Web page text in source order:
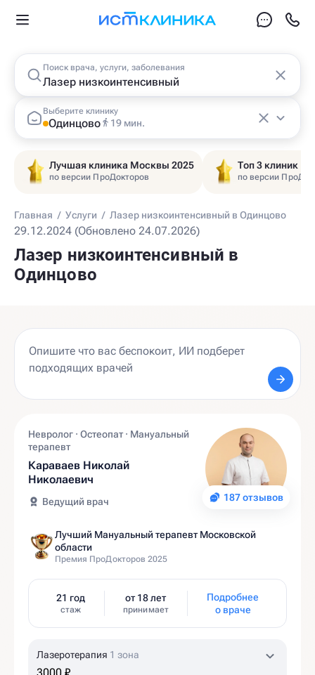
Поиск врача, услуги, заболевания
Выберите клинику
Одинцово 19 мин.
Лучшая клиника Москвы 2025
по версии ПроДокторов
Топ 3 клиник
по версии
Главная / Услуги / Лазер низкоинтенсивный в Одинцово
29.12.2024 (Обновлено 24.07.2026)
Лазер низкоинтенсивный в
Одинцово
187 отзывов
Невролог · Остеопат · Мануальный
терапевт
Караваев Николай
Николаевич
Ведущий врач
Лучший Мануальный терапевт Московской
области
Премия ПроДокторов 2025
21 год
стаж
от 18 лет
принимает
Подробнее
о враче
Лазеротерапия 1 зона